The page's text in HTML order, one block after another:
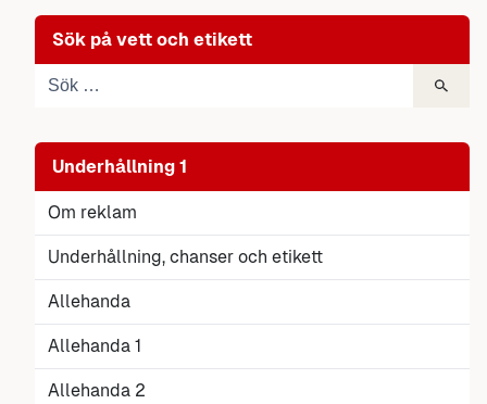
Sök på vett och etikett
Underhållning 1
Om reklam
Underhållning, chanser och etikett
Allehanda
Allehanda 1
Allehanda 2